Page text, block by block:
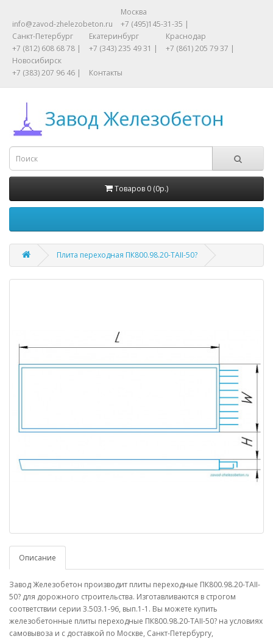
info@zavod-zhelezobeton.ru
Москва
+7 (495)145-31-35 |
Санкт-Петербург
+7 (812) 608 68 78 |
Екатеринбург
+7 (343) 235 49 31 |
Краснодар
+7 (861) 205 79 37 |
Новосибирск
+7 (383) 207 96 46 |
Контакты
Товаров 0 (0р.)
Плита переходная ПК800.98.20-ТАII-50?
Описание
Завод Железобетон производит плиты переходные ПК800.98.20-ТАII-
50? для дорожного строительства. Изготавливаются в строгом
соответствии серии 3.503.1-96, вып.1-1. Вы можете купить
железобетонные плиты переходные ПК800.98.20-ТАII-50? на условиях
самовывоза и с доставкой по Москве, Санкт-Петербургу,